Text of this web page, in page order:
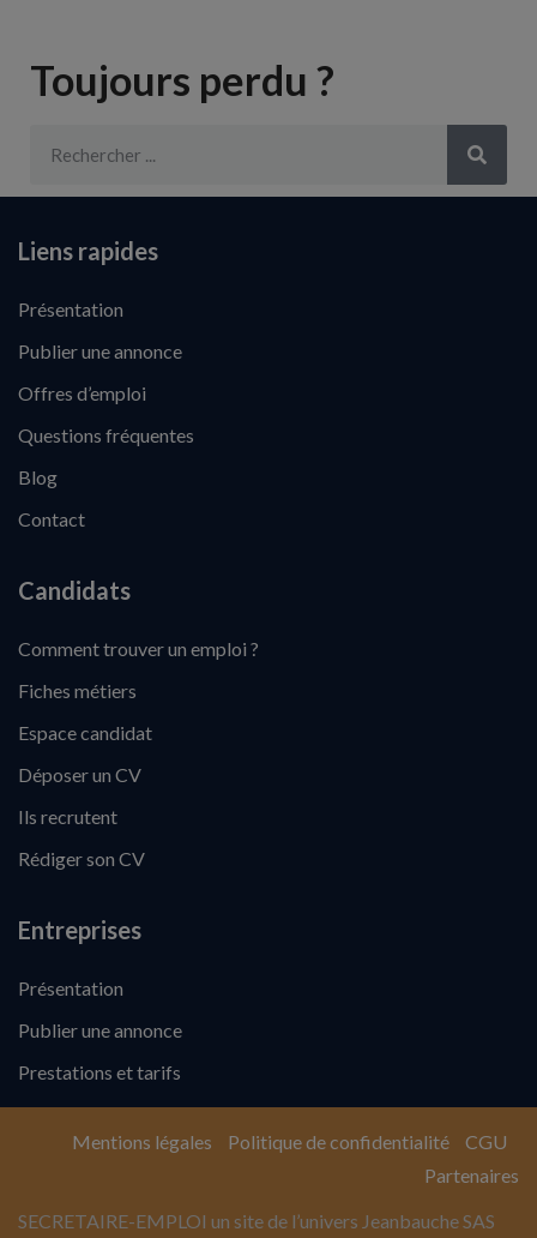
Toujours perdu ?
Liens rapides
Présentation
Publier une annonce
Offres d’emploi
Questions fréquentes
Blog
Contact
Candidats
Comment trouver un emploi ?
Fiches métiers
Espace candidat
Déposer un CV
Ils recrutent
Rédiger son CV
Entreprises
Présentation
Publier une annonce
Prestations et tarifs
SECRETAIRE-EMPLOI un site de l’univers Jeanbauche SAS
Mentions légales Politique de confidentialité
CGU
Partenaires